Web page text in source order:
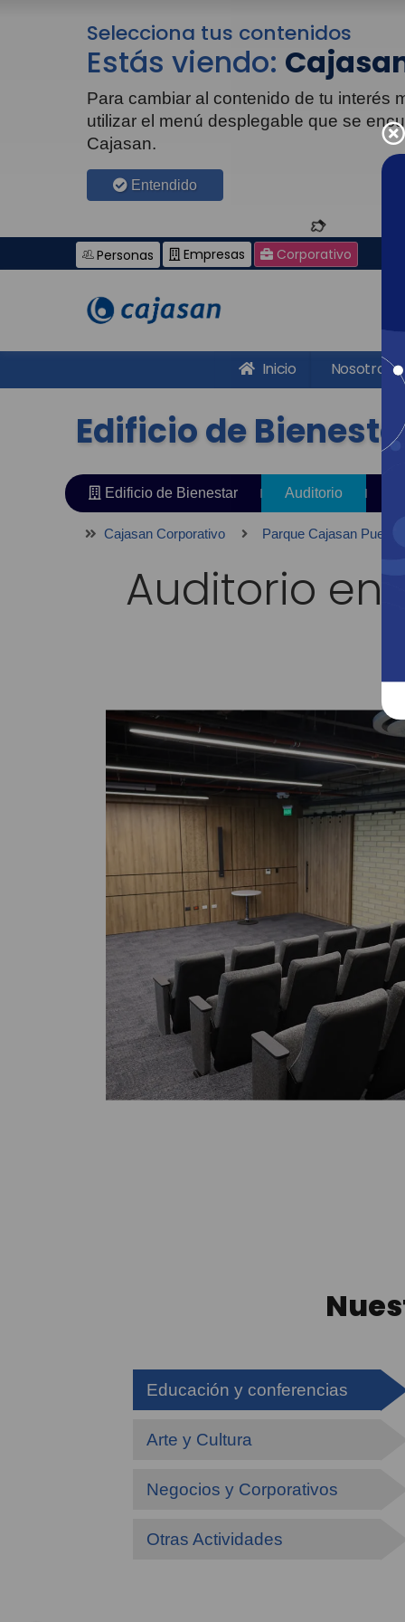
Selecciona tus contenidos
Estás viendo:
Para cambiar al contenido de tu interés
utilizar el menú desplegable que se
Cajasan.
Entendido
Personas Empresas Corporativo
Inicio Nosotros
Edificio de
Edificio de Bienestar Auditorio
Cajasan Corporativo Parque Cajasan Puerta
Auditorio
Educación y conferencias
Arte y Cultura
Negocios y Corporativos
Otras Actividades